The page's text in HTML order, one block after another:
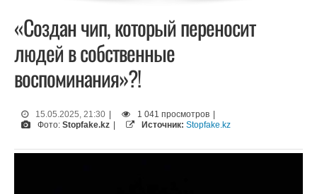
«Создан чип, который переносит
людей в собственные
воспоминания»?!
15.05.2025, 21:30 1 041 просмотров
Фото: Stopfake.kz Источник: Stopfake.kz